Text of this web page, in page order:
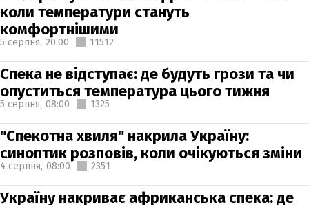
коли температури стануть
комфортнішими
5 серпня, 20:00 11512
Спека не відступає: де будуть грози та чи
опуститься температура цього тижня
5 серпня, 08:00 1325
"Спекотна хвиля" накрила Україну:
синоптик розповів, коли очікуються зміни
4 серпня, 08:00 2351
Україну накриває африканська спека: де